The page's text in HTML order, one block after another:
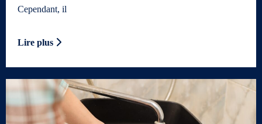
Cependant, il
Lire plus